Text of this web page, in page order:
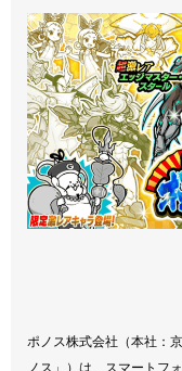
ポノス株式会社（本社：
ノス」）は、スマートフ